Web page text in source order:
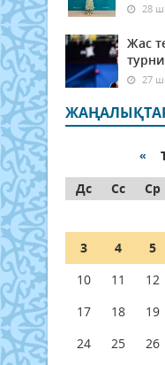
28
Жас
27
«
Дс
Сс Ср
3
4 5
10
11 12
17
18 19
24
25 26